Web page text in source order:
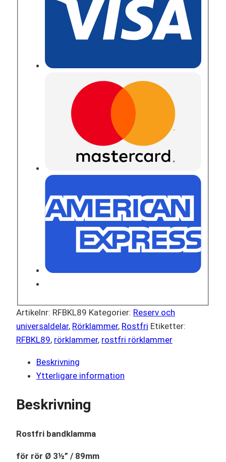
Artikelnr: RFBKL89 Kategorier: Reserv och
universaldelar, Rörklammer, Rostfri Etiketter:
RFBKL89, rörklammer, rostfri rörklammer
Beskrivning
Ytterligare information
Beskrivning
Rostfri bandklamma
för rör Ø 3½” / 89mm